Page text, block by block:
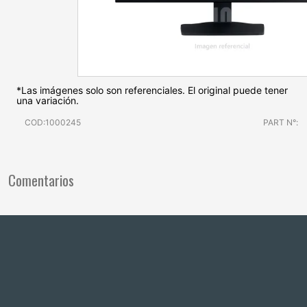
*Las imágenes solo son referenciales. El original puede tener
una variación.
COD:1000245 PART N°:
Comentarios